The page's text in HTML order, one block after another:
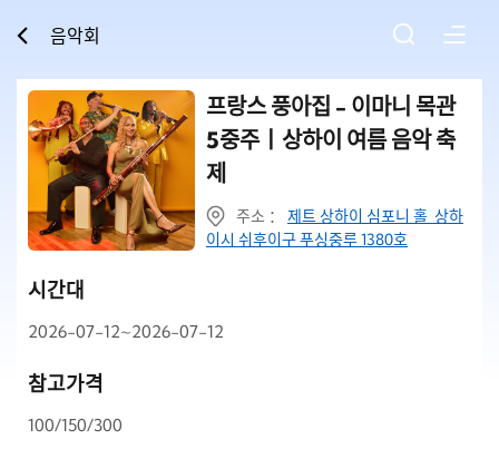
음악회
프랑스 풍아집 - 이마니 목관
5중주丨상하이 여름 음악 축
제
주소 ： 제트 상하이 심포니 홀 상하
이시 쉬후이구 푸싱중루 1380호
시간대
2026-07-12~2026-07-12
참고가격
100/150/300